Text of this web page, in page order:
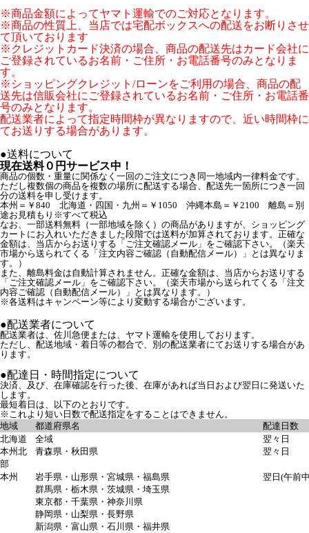
※商品金額によってヤマト運輸でのご対応となります。
※商品の性質上、当店では宅配ボックスへの配送をお断りさせ
て頂いております
※クレジットカード決済の場合、商品の配送先はカード会社に
ご登録されているお名前・ご住所・お電話番号のみとなりま
す。
※ショッピングクレジット/ローンをご利用の場合、商品の配
送先は信販会社にご登録されているお名前・ご住所・お電話番
号のみとなります。
配送業者によって指定時間枠が異なりますので、近い時間枠に
てお送りする場合があります。
●送料について
現在送料０円サービス中！
商品の個数・重量に関係なく一回のご注文につき同一地域内一律料金です。
ただし複数個の商品を複数の場所に配送する場合、配送先一箇所につき一回
分の送料を申し受けます。
本州＝￥840 北海道・四国・九州＝￥1050 沖縄本島＝￥2100 離島＝別
途お見積もり※すべて税込
なお、一部送料無料（一部地域を除く）の商品がありますが、ショッピング
カートにお入れいただきました段階では送料が加算されております。正確な
金額は、当店からお送りする「ご注文確認メール」をご確認下さい。（楽天
市場から送られてくる「注文内容ご確認（自動配信メール）」とは異なりま
す。）
また、離島料金は自動計算されません。正確な金額は、当店からお送りする
「ご注文確認メール」をご確認下さい。（楽天市場から送られてくる「注文
内容ご確認（自動配信メール）」とは異なります。）
※各送料はキャンペーン等により変動する場合がございます。
●配送業者について
配送業者は、佐川急便または、ヤマト運輸を使用しております。
ただし、配送地域・着日等の都合で、別の配送業者にてお送りする場合があ
ります。
●配達日・時間指定について
決済、及び、在庫確認を行った後、在庫があれば当日および翌日に発送いた
します。
最短着日は、以下のとおりです。
※これより短い日数で配送指定をすることはできません。
地域
都道府県名
配達日数
北海道
全域
翌々日
本州北
部
青森県・秋田県 翌々日
本州
岩手県・山形県・宮城県・福島県
群馬県・栃木県・茨城県・埼玉県
東京都・千葉県・神奈川県
静岡県・山梨県・長野県
新潟県・富山県・石川県・福井県
翌日(午前